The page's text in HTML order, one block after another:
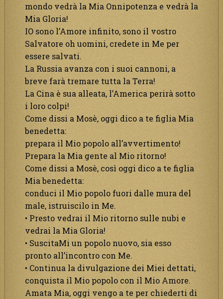
mondo vedrà la Mia Onnipotenza e vedrà la
Mia Gloria!
IO sono l’Amore infinito, sono il vostro
Salvatore oh uomini, credete in Me per
essere salvati.
La Russia avanza con i suoi cannoni, a
breve farà tremare tutta la Terra!
La Cina è sua alleata, l’America perirà sotto
i loro colpi!
Come dissi a Mosè, oggi dico a te figlia Mia
benedetta:
prepara il Mio popolo all’avvertimento!
Prepara la Mia gente al Mio ritorno!
Come dissi a Mosè, così oggi dico a te figlia
Mia benedetta:
conduci il Mio popolo fuori dalle mura del
male, istruiscilo in Me.
• Presto vedrai il Mio ritorno sulle nubi e
vedrai la Mia Gloria!
• SuscitaMi un popolo nuovo, sia esso
pronto all’incontro con Me.
• Continua la divulgazione dei Miei dettati,
conquista il Mio popolo con il Mio Amore.
Amata Mia, oggi vengo a te per chiederti di